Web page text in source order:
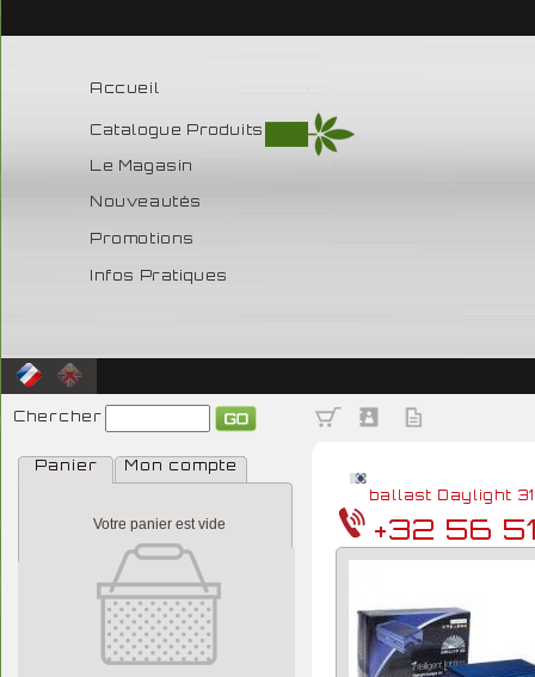
Accueil
Catalogue Produits
Le Magasin
Nouveautés
Promotions
Infos Pratiques
Chercher
Panier Mon compte
Votre panier est vide
ballast Daylight
+32 56